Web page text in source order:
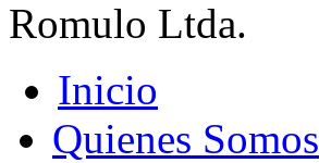
Inicio
Quienes Somos